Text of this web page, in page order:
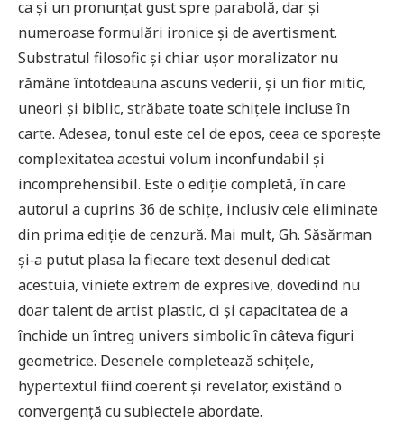
ca şi un pronunţat gust spre parabolă, dar şi
numeroase formulări ironice şi de avertisment.
Substratul filosofic şi chiar uşor moralizator nu
rămâne întotdeauna ascuns vederii, şi un fior mitic,
uneori şi biblic, străbate toate schiţele incluse în
carte. Adesea, tonul este cel de epos, ceea ce sporeşte
complexitatea acestui volum inconfundabil şi
incomprehensibil. Este o ediţie completă, în care
autorul a cuprins 36 de schiţe, inclusiv cele eliminate
din prima ediţie de cenzură. Mai mult, Gh. Săsărman
şi‑a putut plasa la fiecare text desenul dedicat
acestuia, viniete extrem de expresive, dovedind nu
doar talent de artist plastic, ci şi capacitatea de a
închide un întreg univers simbolic în câteva figuri
geometrice. Desenele completează schiţele,
hypertextul fiind coerent şi revelator, existând o
convergenţă cu subiectele abordate.